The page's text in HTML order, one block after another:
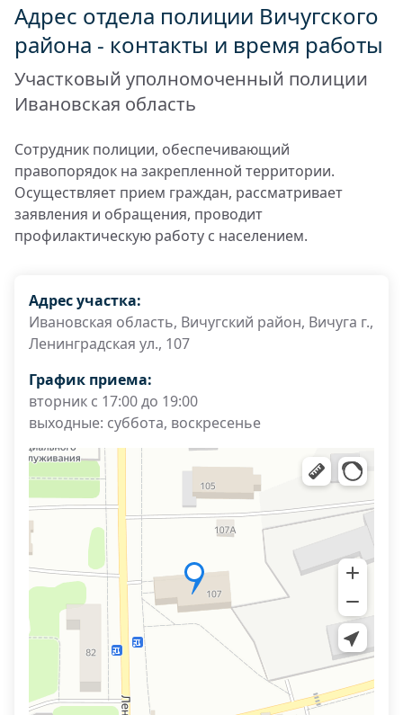
Адрес отдела полиции Вичугского
района - контакты и время работы
Участковый уполномоченный полиции
Ивановская область
Сотрудник полиции, обеспечивающий
правопорядок на закрепленной территории.
Осуществляет прием граждан, рассматривает
заявления и обращения, проводит
профилактическую работу с населением.
Адрес участка:
Ивановская область, Вичугский район, Вичуга г.,
Ленинградская ул., 107
График приема:
вторник с 17:00 до 19:00
выходные: суббота, воскресенье